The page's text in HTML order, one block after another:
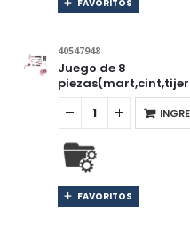
FAVORITOS
40547948
Juego de 8
FAVORITOS